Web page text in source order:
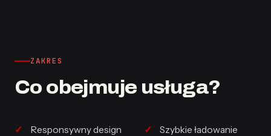
ZAKRES
Co obejmuje usługa?
Responsywny design
Szybkie ładowanie